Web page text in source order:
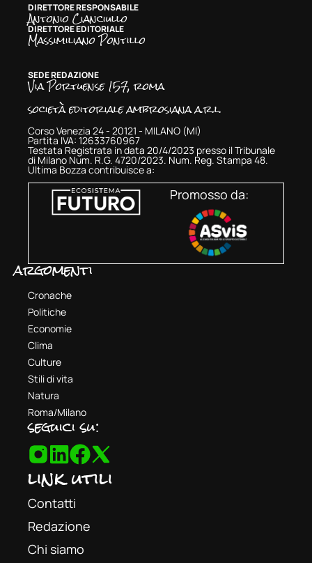
DIRETTORE RESPONSABILE
Antonio Cianciullo
DIRETTORE EDITORIALE
Massimiliano Pontillo
SEDE REDAZIONE
Via Portuense 157, roma
società editoriale ambrosiana a.r.l.
Corso Venezia 24 - 20121 - MILANO (MI)
Partita IVA: 12633760967
Testata Registrata in data 20/4/2023 presso il Tribunale
di Milano Num. R.G. 4720/2023. Num. Reg. Stampa 48.
Ultima Bozza contribuisce a:
Promosso da:
argomenti
Cronache
Politiche
Economie
Clima
Culture
Stili di vita
Natura
Roma/Milano
seguici su:
link utili
Contatti
Redazione
Chi siamo